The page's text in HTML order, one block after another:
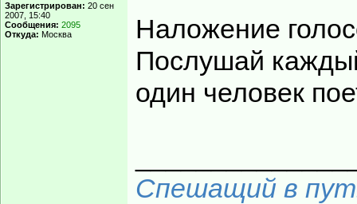
Зарегистрирован: 20 сен
2007, 15:40
Сообщения: 2095
Откуда: Москва
Наложение
Послушай
один человек
Спешащий в